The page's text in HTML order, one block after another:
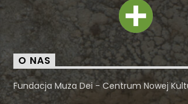
O NAS
Fundacja Muza Dei - Centrum Nowej